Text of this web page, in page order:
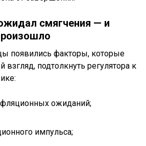
смягчения — и
появились факторы, которые
подтолкнуть регулятора к
ожиданий;
импульса;